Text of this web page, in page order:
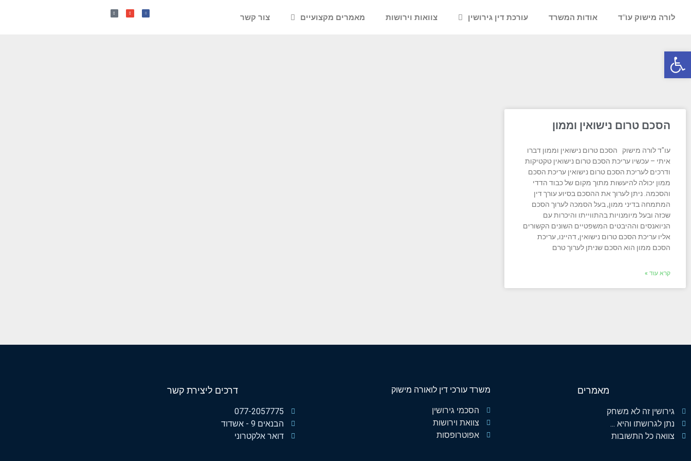
לורה מישוק עו"ד אודות המשרד עורכת דין גירושין צוואות וירושות מאמרים מקצועיים צור קשר
הסכם טרום נישואין וממון
עו"ד לורה מישוק הסכם טרום נישואין וממון דברו
איתי – עכשיו עריכת הסכם טרום נישואין טקטיקות
ודרכים לעריכת הסכם טרום נישואין עריכת הסכם
ממון יכולה להיעשות מתוך מקום של כבוד הדדי
והסכמה. ניתן לערוך את ההסכם בסיוע עורך דין
המתמחה בדיני ממון, בעל הסמכה לערוך הסכם
שכזה ובעל מיומנויות בהתווייתו והיכרות עם
הניואנסים וההיבטים המשפטיים השונים הקשורים
אליו עריכת הסכם טרום נישואין, דהיינו, עריכת
הסכם ממון הוא הסכם שניתן לערוך טרם
קרא עוד »
מאמרים
גירושין זה לא משחק
נתן לגרושתו והיא ...
צוואה כל התשובות
משרד עורכי דין לואורה מישוק
הסכמי גירושין
צוואת וירושות
אפוטרופסות
דרכים ליצירת קשר
077-2057775
הבנאים 9 - אשדוד
דואר אלקטרוני
פתח סרגל נגישות